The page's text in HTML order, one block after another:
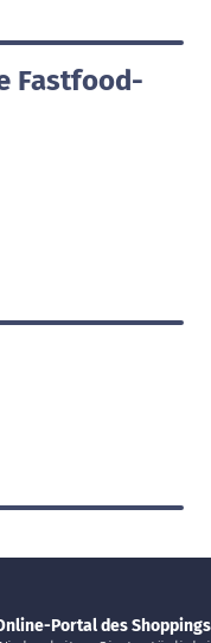
Fastfood-
Portal des